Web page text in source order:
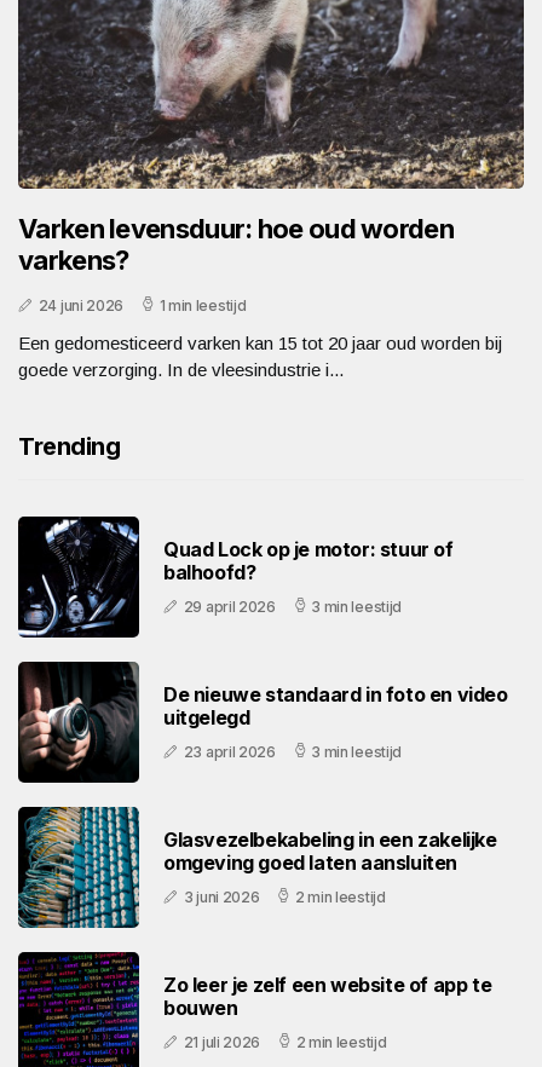
Varken levensduur: hoe oud worden
varkens?
24 juni 2026 1 min leestijd
Een gedomesticeerd varken kan 15 tot 20 jaar oud worden bij
goede verzorging. In de vleesindustrie i...
Trending
Quad Lock op je motor: stuur of
balhoofd?
29 april 2026 3 min leestijd
De nieuwe standaard in foto en video
uitgelegd
23 april 2026 3 min leestijd
Glasvezelbekabeling in een zakelijke
omgeving goed laten aansluiten
3 juni 2026 2 min leestijd
Zo leer je zelf een website of app te
bouwen
21 juli 2026 2 min leestijd